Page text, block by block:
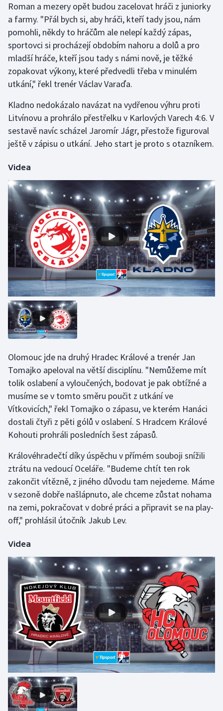
Sportovní střelba
Stolní tenis
Triatlon
Vodní slalom
Volejbal
Ostatní
Roman a mezery opět budou zacelovat hráči z juniorky
a farmy. "Přál bych si, aby hráči, kteří tady jsou, nám
pomohli, někdy to hráčům ale nelepí každý zápas,
sportovci si procházejí obdobím nahoru a dolů a pro
mladší hráče, kteří jsou tady s námi nově, je těžké
zopakovat výkony, které předvedli třeba v minulém
utkání," řekl trenér Václav Varaďa.
Kladno nedokázalo navázat na vydřenou výhru proti
Litvínovu a prohrálo přestřelku v Karlových Varech 4:6. V
sestavě navíc scházel Jaromír Jágr, přestože figuroval
ještě v zápisu o utkání. Jeho start je proto s otazníkem.
Videa
Olomouc jde na druhý Hradec Králové a trenér Jan
Tomajko apeloval na větší disciplínu. "Nemůžeme mít
tolik oslabení a vyloučených, bodovat je pak obtížné a
musíme se v tomto směru poučit z utkání ve
Vítkovicích," řekl Tomajko o zápasu, ve kterém Hanáci
dostali čtyři z pěti gólů v oslabení. S Hradcem Králové
Kohouti prohráli posledních šest zápasů.
Královéhradečtí díky úspěchu v přímém souboji snížili
ztrátu na vedoucí Oceláře. "Budeme chtít ten rok
zakončit vítězně, z jiného důvodu tam nejedeme. Máme
v sezoně dobře našlápnuto, ale chceme zůstat nohama
na zemi, pokračovat v dobré práci a připravit se na play-
off," prohlásil útočník Jakub Lev.
Videa